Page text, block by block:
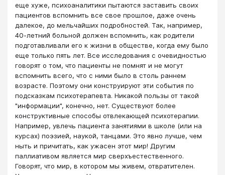
еще хуже, психоаналитики пытаются заставить своих
пациентов вспомнить все свое прошлое, даже очень
далекое, до мельчайших подробностей. Так, например,
40-летний больной должен вспомнить, как родители
подготавливали его к жизни в обществе, когда ему было
еще только пять лет. Все исследования с очевидностью
говорят о том, что пациенты не помнят и не могут
вспомнить всего, что с ними было в столь раннем
возрасте. Поэтому они конструируют эти события по
подсказкам психотерапевта. Никакой пользы от такой
"информации", конечно, нет. Существуют более
конструктивные способы отвлекающей психотерапии.
Например, увлечь пациента занятиями в школе (или на
курсах) поэзией, наукой, танцами. Это явно лучше, чем
ныть и причитать, как ужасен этот мир! Другим
паллиативом является мир сверхъестественного.
Говорят, что мир, в котором мы живем, отвратителен.